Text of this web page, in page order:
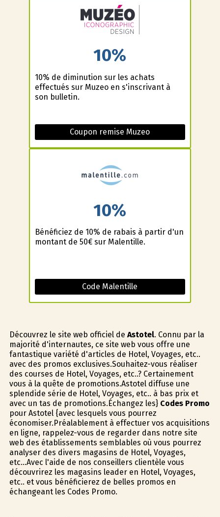
10%
10% de diminution sur les achats
effectués sur Muzeo en s'inscrivant à
son bulletin.
Coupon remise Muzeo
10%
Bénéficiez de 10% de rabais à partir d'un
montant de 50€ sur Malentille.
Code Malentille
Découvrez le site web officiel de Astotel. Connu par la
majorité d'internautes, ce site web vous offre une
fantastique variété d'articles de Hotel, Voyages, etc..
avec des promos exclusives.Souhaitez-vous réaliser
des courses de Hotel, Voyages, etc..? Certainement
vous à la quête de promotions.Astotel diffuse une
splendide série de Hotel, Voyages, etc.. à bas prix et
avec un tas de promotions.Échangez les} Codes Promo
pour Astotel {avec lesquels vous pourrez
économiser.Préalablement à effectuer vos acquisitions
en ligne, rappelez-vous de regarder dans notre site
web des établissements semblables où vous pourrez
analyser des divers magasins de Hotel, Voyages,
etc...Avec l'aide de nos conseillers clientèle vous
découvrirez les magasins leader en Hotel, Voyages,
etc.. et vous bénéficierez de belles promos en
échangeant les Codes Promo.